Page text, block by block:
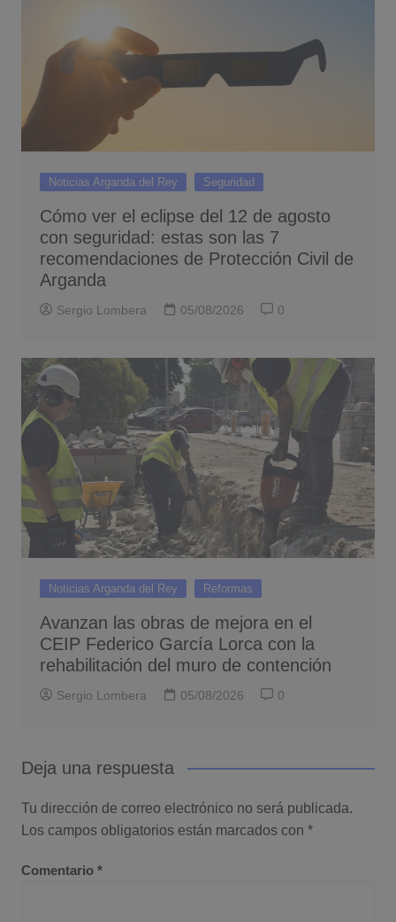
Noticias Arganda del Rey Seguridad
Cómo ver el eclipse del 12 de agosto
con seguridad: estas son las 7
recomendaciones de Protección Civil de
Arganda
Sergio Lombera 05/08/2026 0
Noticias Arganda del Rey Reformas
Avanzan las obras de mejora en el
CEIP Federico García Lorca con la
rehabilitación del muro de contención
Sergio Lombera 05/08/2026 0
Deja una respuesta
Tu dirección de correo electrónico no será publicada.
Los campos obligatorios están marcados con *
Comentario *